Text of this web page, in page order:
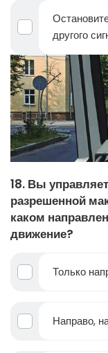
другого
18. Вы
разрешенной
каком
движение?
Только
Направо,